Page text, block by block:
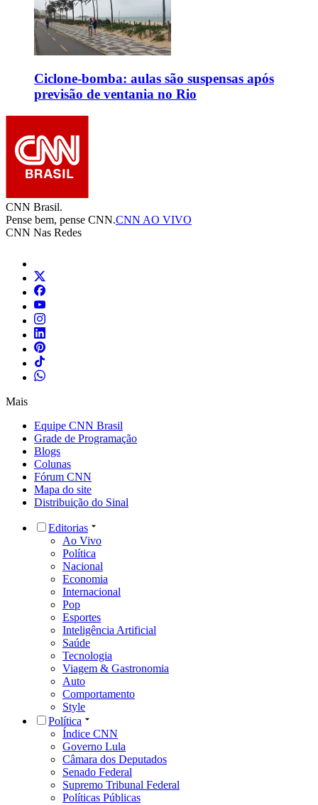
Ciclone-bomba: aulas são suspensas após
previsão de ventania no Rio
CNN Brasil.
Pense bem, pense CNN.CNN AO VIVO
CNN Nas Redes
Mais
Equipe CNN Brasil
Grade de Programação
Blogs
Colunas
Fórum CNN
Mapa do site
Distribuição do Sinal
Editorias
Ao Vivo
Política
Nacional
Economia
Internacional
Pop
Esportes
Inteligência Artificial
Saúde
Tecnologia
Viagem & Gastronomia
Auto
Comportamento
Style
Política
Índice CNN
Governo Lula
Câmara dos Deputados
Senado Federal
Supremo Tribunal Federal
Políticas Públicas